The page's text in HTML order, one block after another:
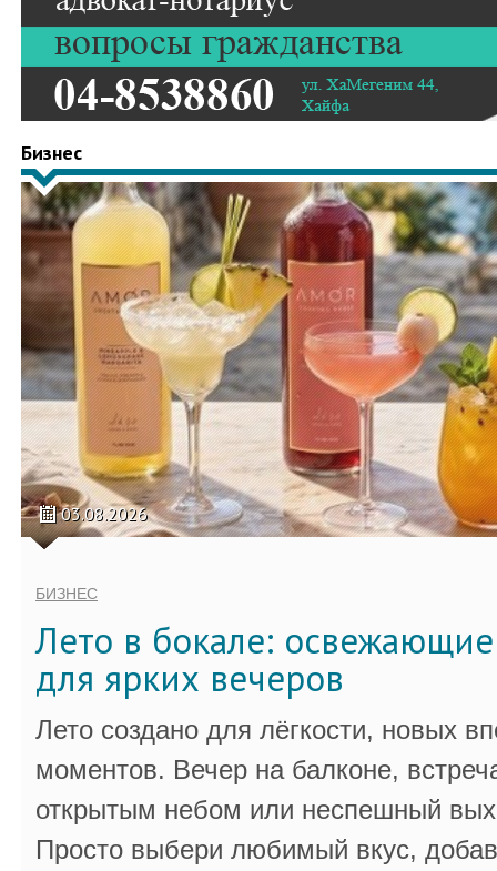
Бизнес
03.08.2026
БИЗНЕС
Лето в бокале:
для ярких вечеров
Лето создано для лёгкости, новых
моментов. Вечер на балконе,
открытым небом или неспешный
Просто выбери любимый вкус,